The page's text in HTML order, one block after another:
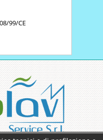
99/CE